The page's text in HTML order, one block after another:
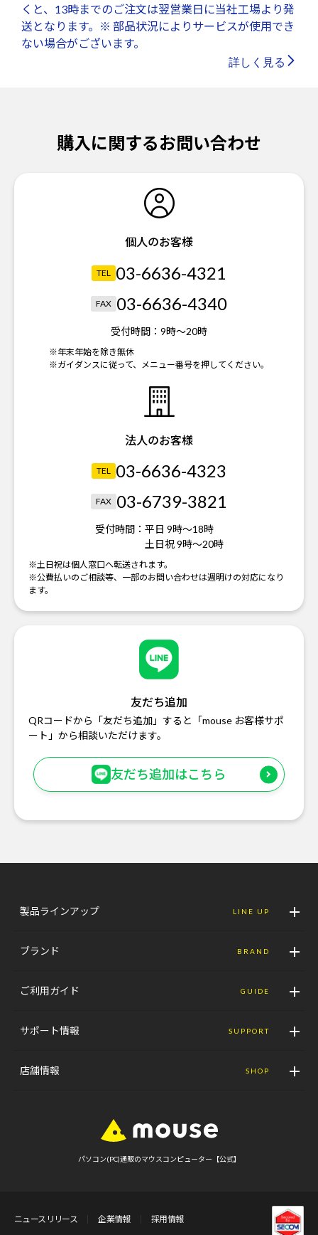
くと、13時までのご注文は翌営業日に当社工場より発
送となります。※ 部品状況によりサービスが使用でき
ない場合がございます。
詳しく見る
購入に関するお問い合わせ
個人のお客様
TEL 03-6636-4321
FAX 03-6636-4340
受付時間： 9時～20時
※年末年始を除き無休
※ガイダンスに従って、メニュー番号を押してください。
法人のお客様
TEL 03-6636-4323
FAX 03-6739-3821
受付時間： 平日 9時～18時
土日祝 9時～20時
※土日祝は個人窓口へ転送されます。
※公費払いのご相談等、一部のお問い合わせは週明けの対応になり
ます。
友だち追加
QRコードから「友だち追加」すると「mouse お客様サポ
ート」から相談いただけます。
友だち追加はこちら
製品ラインアップ LINE UP
ブランド BRAND
ご利用ガイド GUIDE
サポート情報 SUPPORT
店舗情報 SHOP
パソコン(PC)通販のマウスコンピューター【公式】
ニュースリリース 企業情報
採用情報